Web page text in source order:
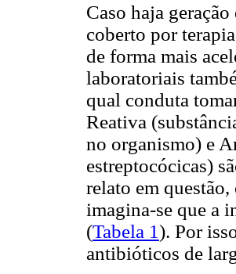
Caso haja
coberto por
de forma mais
laboratoriais
qual conduta
Reativa
no organismo) e
estreptocócicas)
relato em
imagina-se que a
(Tabela 1). Por
antibióticos de